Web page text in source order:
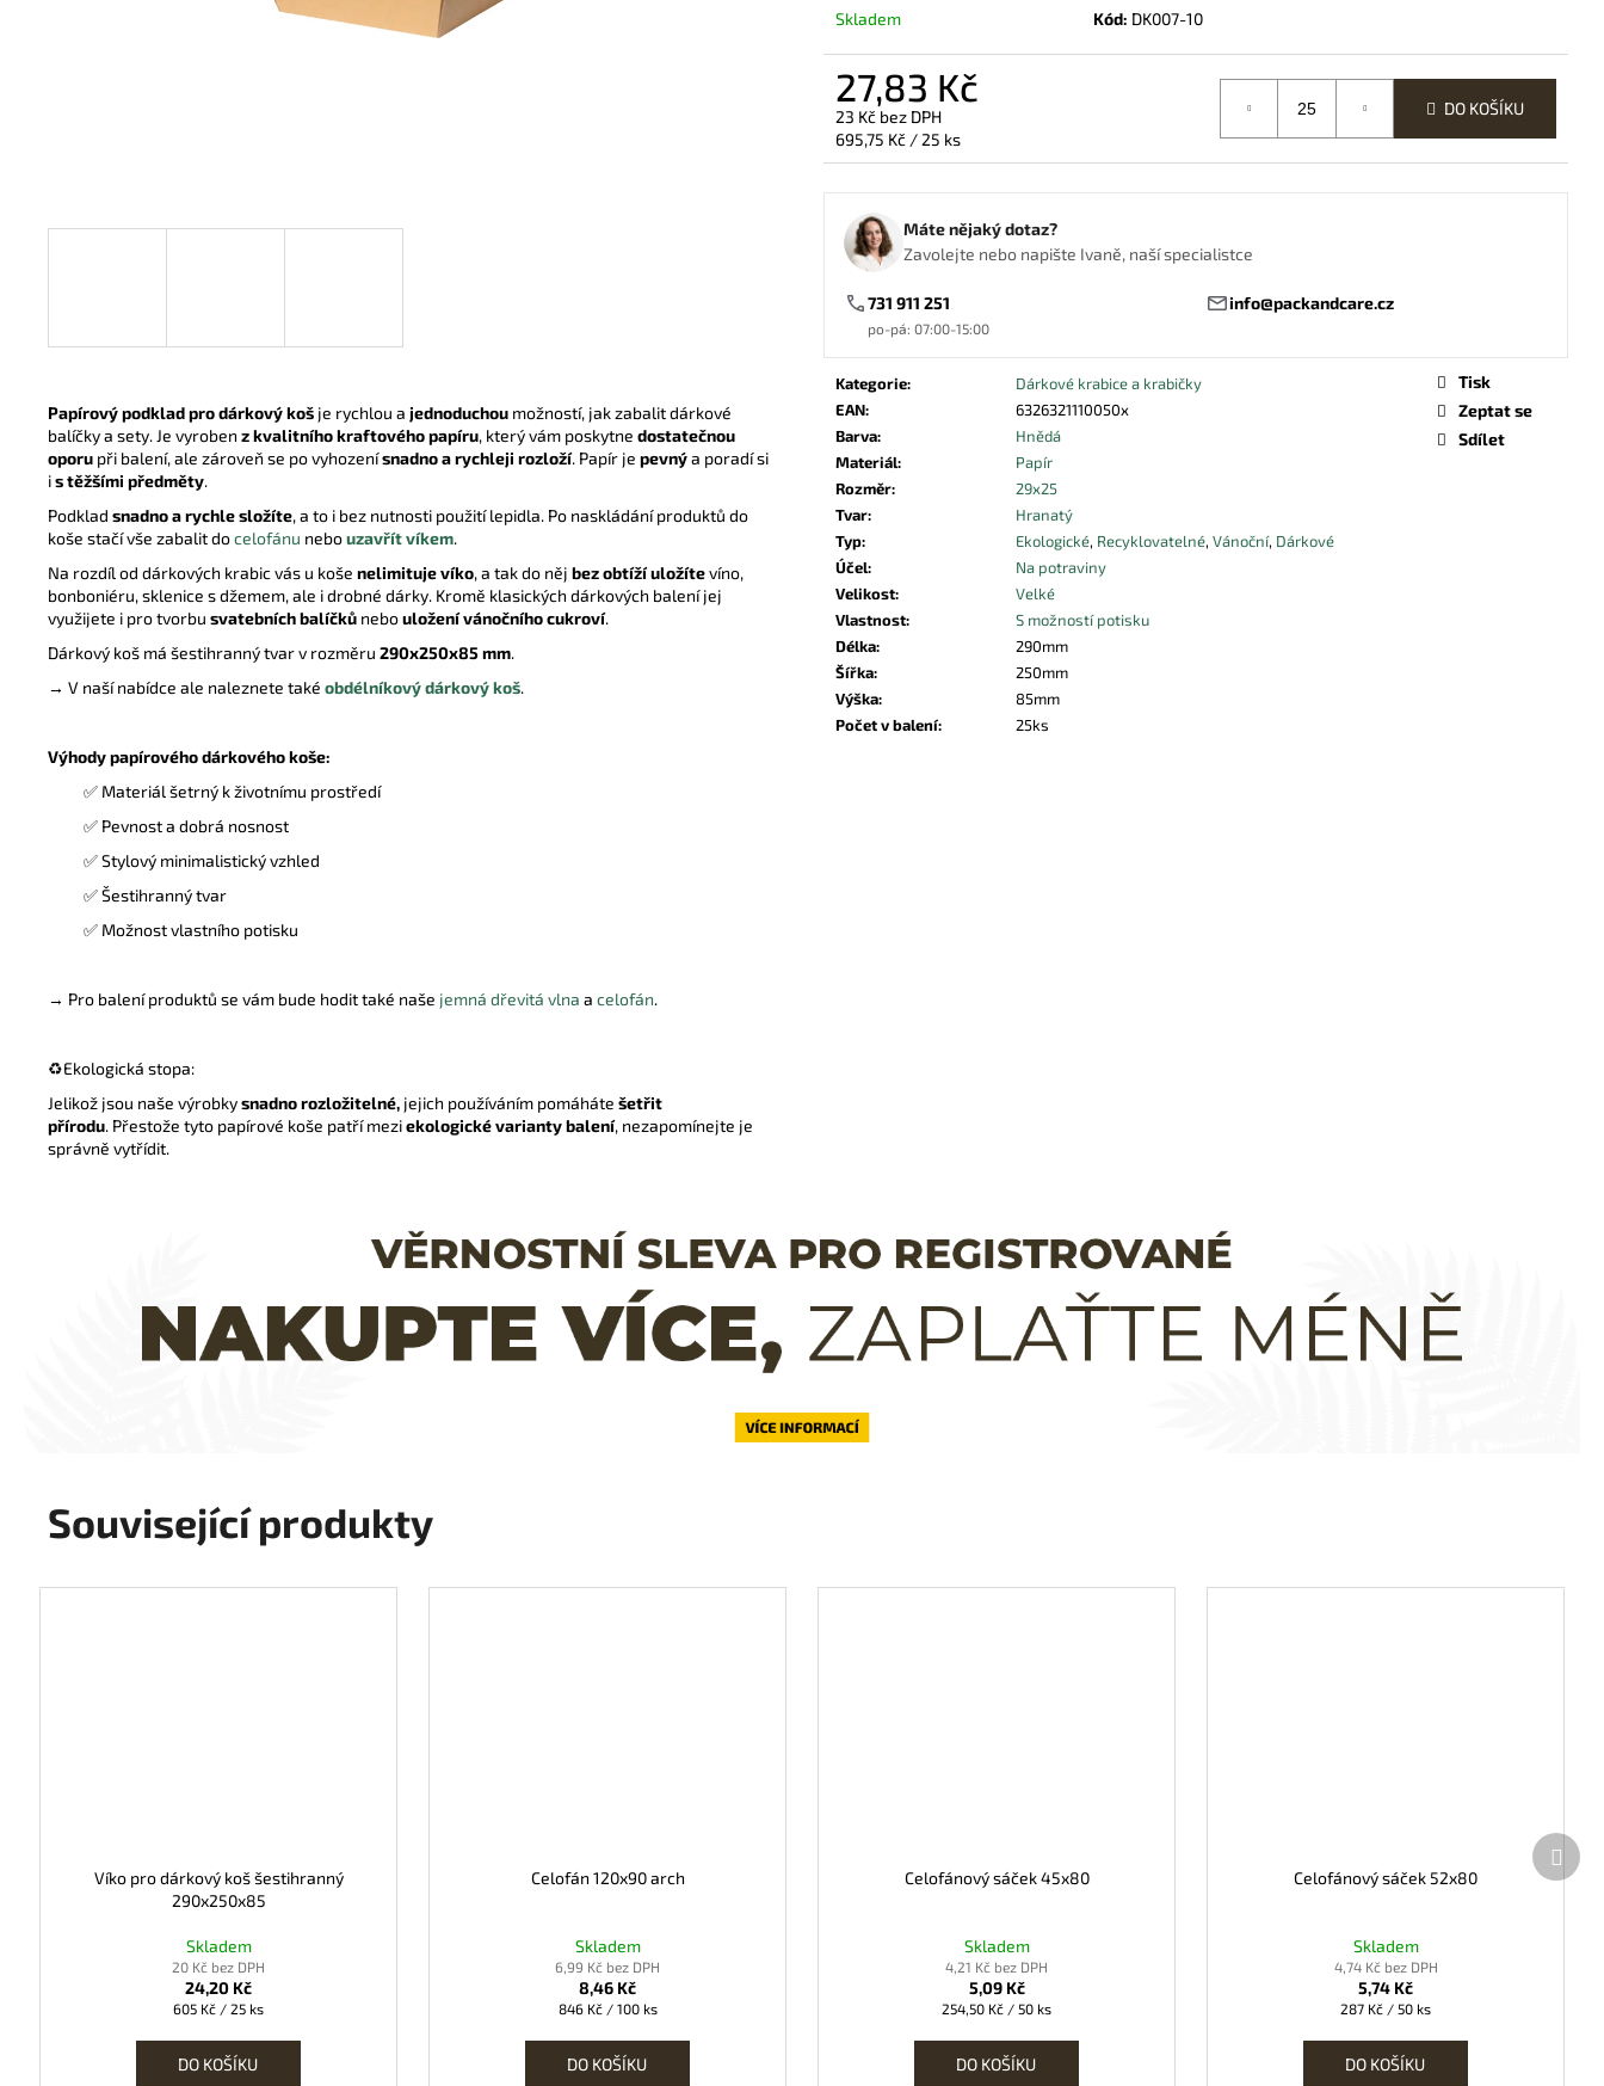
Papírový podklad pro dárkový koš je rychlou a jednoduchou možností, jak zabalit dárkové
balíčky a sety. Je vyroben z kvalitního kraftového papíru, který vám poskytne dostatečnou
oporu při balení, ale zároveň se po vyhozenísnadno a rychleji rozloží. Papír je pevnýa poradí si
is těžšími předměty.
Podklad snadno a rychle složíte, a to i bez nutnosti použití lepidla. Po naskládání produktů do
koše stačí vše zabalit docelofánu nebouzavřít víkem.
Na rozdíl od dárkových krabic vás u koše nelimituje víko, a tak do něj bez obtíží uložítevíno,
bonboniéru, sklenice s džemem, ale i drobné dárky. Kromě klasických dárkových balení jej
využijete i pro tvorbu svatebních balíčků nebouložení vánočního cukroví.
Dárkový koš má šestihranný tvar v rozměru 290x250x85 mm.
→ V naší nabídce ale naleznete také obdélníkový dárkový koš.
Výhody papírového dárkového koše:
✅ Materiál šetrný k životnímu prostředí
✅ Pevnost a dobrá nosnost
✅ Stylový minimalistický vzhled
✅ Šestihranný tvar
✅ Možnost vlastního potisku
→ Pro balení produktů se vám bude hodit také naše jemná dřevitá vlna a celofán.
♻️Ekologická stopa:
Jelikož jsou naše výrobkysnadno rozložitelné, jejich používáním pomáháte šetřit
přírodu. Přestože tyto papírové koše patří meziekologické varianty balení, nezapomínejte je
správně vytřídit.
Skladem Kód: DK007-10
27,83 Kč
23 Kč bez DPH
Měrná
cena:
695,75 Kč / 25 ks
DO KOŠÍKU
Máte nějaký dotaz?
Zavolejte nebo napište Ivaně, naší specialistce
731 911 251
po-pá: 07:00-15:00
info@packandcare.cz
Kategorie:
Dárkové krabice a krabičky
EAN:
6326321110050x
Barva:
Hnědá
Materiál:
Papír
Rozměr:
29x25
Tvar:
Hranatý
Typ: Ekologické, Recyklovatelné, Vánoční, Dárkové
Účel:
Na potraviny
Velikost:
Velké
Vlastnost:
S možností potisku
Délka:
290mm
Šířka:
250mm
Výška:
85mm
Počet v balení: 25ks
Tisk
Zeptat se
Sdílet
Související produkty
Víko pro dárkový koš šestihranný
290x250x85
Skladem
20 Kč bez DPH
24,20 Kč
Měrná
605 Kč / 25 ks
DO KOŠÍKU
Celofán 120x90 arch
Skladem
6,99 Kč bez DPH
8,46 Kč
Měrná
846 Kč / 100 ks
DO KOŠÍKU
Celofánový sáček 45x80
Skladem
4,21 Kč bez DPH
5,09 Kč
Měrná
254,50 Kč / 50 ks
DO KOŠÍKU
Celofánový sáček 52x80
Skladem
4,74 Kč bez DPH
5,74 Kč
Měrná
287 Kč / 50 ks
DO KOŠÍKU
Další
ZNOVUPOUŽITELNÉ BRČKO ČERNÉ
KAPSA NA PŘÍBOR S UBROUSKEM
3,86 Kč